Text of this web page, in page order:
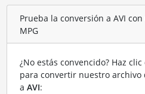
Prueba la conversión a AVI
MPG
¿No estás convencido? Haz
para convertir nuestro archivo
a AVI: